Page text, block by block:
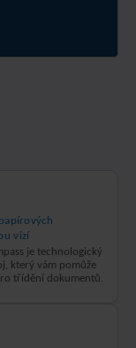
vizí
je technologický
který vám pomůže
třídění dokumentů.